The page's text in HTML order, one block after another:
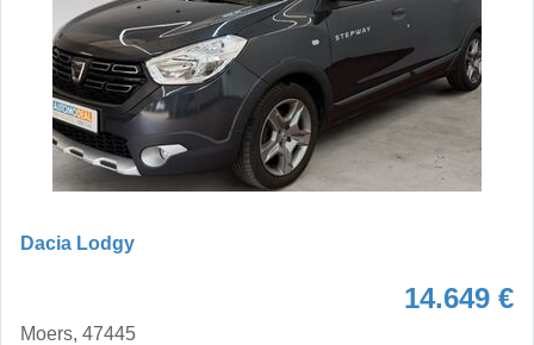
Dacia Lodgy
14.649 €
Moers, 47445